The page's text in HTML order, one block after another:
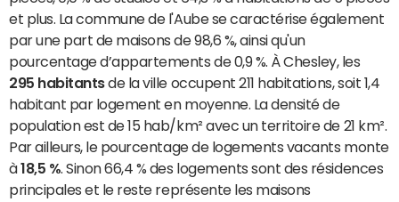
et plus. La commune de l'Aube se caractérise également
par une part de maisons de 98,6 %, ainsi qu'un
pourcentage d’appartements de 0,9 %. À Chesley, les
295 habitantsde la ville occupent 211 habitations, soit 1,4
habitant par logement en moyenne. La densité de
population est de 15 hab/km² avec un territoire de 21 km².
Par ailleurs, le pourcentage de logements vacants monte
à18,5 % . Sinon 66,4 % des logements sont des résidences
principales et le reste représente les maisons